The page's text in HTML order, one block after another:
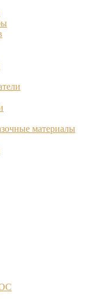
материалы